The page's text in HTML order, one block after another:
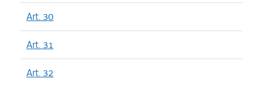
Art. 30
Art. 31
Art. 32